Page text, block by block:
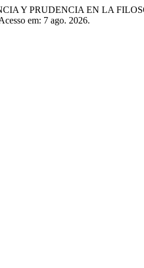
Y PRUDENCIA EN LA
em: 7 ago. 2026.